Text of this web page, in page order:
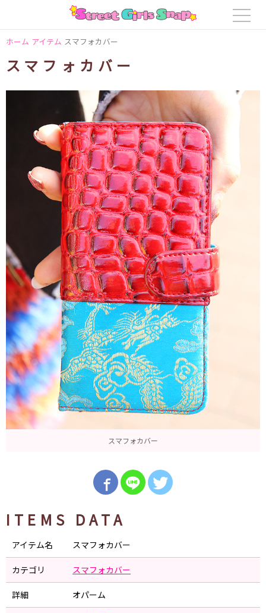
ホーム アイテム スマフォカバー
スマフォカバー
スマフォカバー
ITEMS DATA
アイテム名 スマフォカバー
カテゴリ スマフォカバー
詳細 オパーム